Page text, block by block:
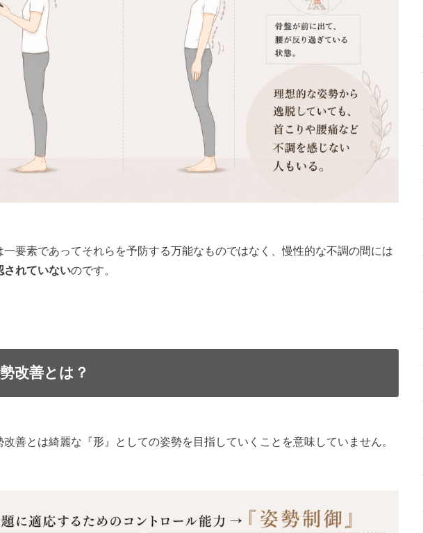
要素であってそれらを予防する万能なものではなく、慢性的な不調の間には
されていないのです。
改善とは？
善とは綺麗な『形』としての姿勢を目指していくことを意味していません。